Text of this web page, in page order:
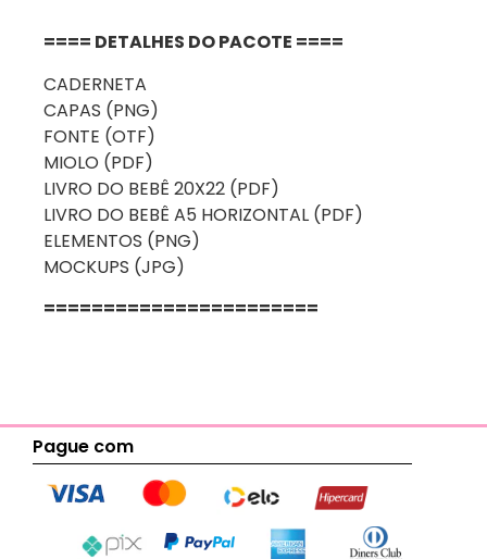
==== DETALHES DO PACOTE ====
CADERNETA
CAPAS (PNG)
FONTE (OTF)
MIOLO (PDF)
LIVRO DO BEBÊ 20X22 (PDF)
LIVRO DO BEBÊ A5 HORIZONTAL (PDF)
ELEMENTOS (PNG)
MOCKUPS (JPG)
=======================
Pague com